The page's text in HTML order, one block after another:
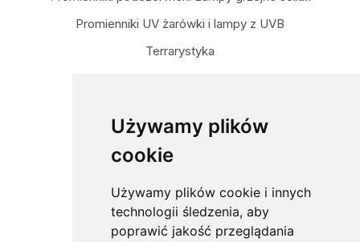
Używamy plików
cookie
Używamy plików cookie i innych
technologii śledzenia, aby
poprawić jakość przeglądania
Promienniki UV żarówki i lampy z UVB
Terrarystyka
Dane kontaktowe
darewit.pl
ul. Licealna 81
04-424 Warszawa